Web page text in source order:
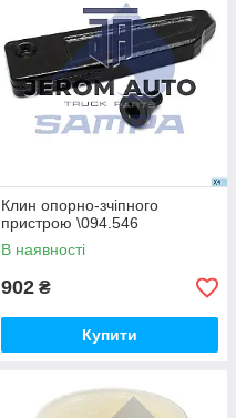
Клин опорно-зчіпного
пристрою \094.546
В наявності
902 ₴
Купити